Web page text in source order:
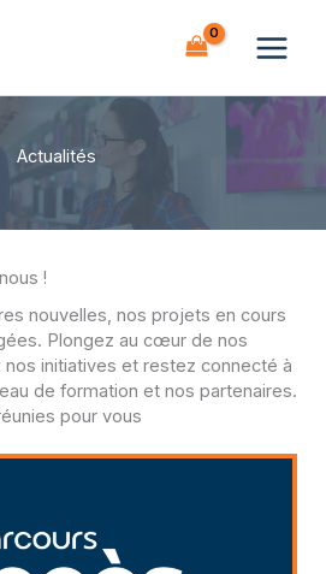
Actualités
!
nouvelles, nos projets en cours
Plongez au cœur de nos
initiatives et restez connecté à
de formation et nos partenaires.
pour vous